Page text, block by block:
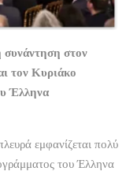
στον
τον Κυριάκο
Έλληνα
εμφανίζεται πολύ
του Έλληνα